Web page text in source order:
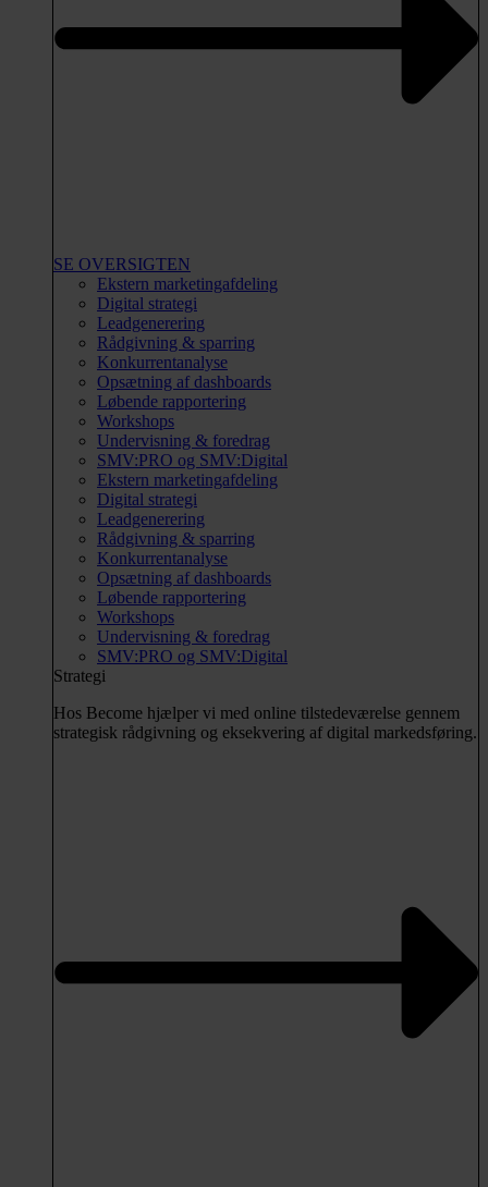
SE OVERSIGTEN
Ekstern marketingafdeling
Digital strategi
Leadgenerering
Rådgivning & sparring
Konkurrentanalyse
Opsætning af dashboards
Løbende rapportering
Workshops
Undervisning & foredrag
SMV:PRO og SMV:Digital
Ekstern marketingafdeling
Digital strategi
Leadgenerering
Rådgivning & sparring
Konkurrentanalyse
Opsætning af dashboards
Løbende rapportering
Workshops
Undervisning & foredrag
SMV:PRO og SMV:Digital
Strategi
Hos Become hjælper vi med online tilstedeværelse gennem
strategisk rådgivning og eksekvering af digital markedsføring.